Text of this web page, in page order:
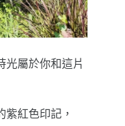
光屬於你和這片
紅色印記，